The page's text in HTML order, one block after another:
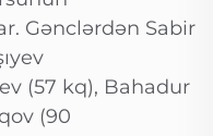
Gənclərdən Sabir
(57 kq), Bahadur
(90